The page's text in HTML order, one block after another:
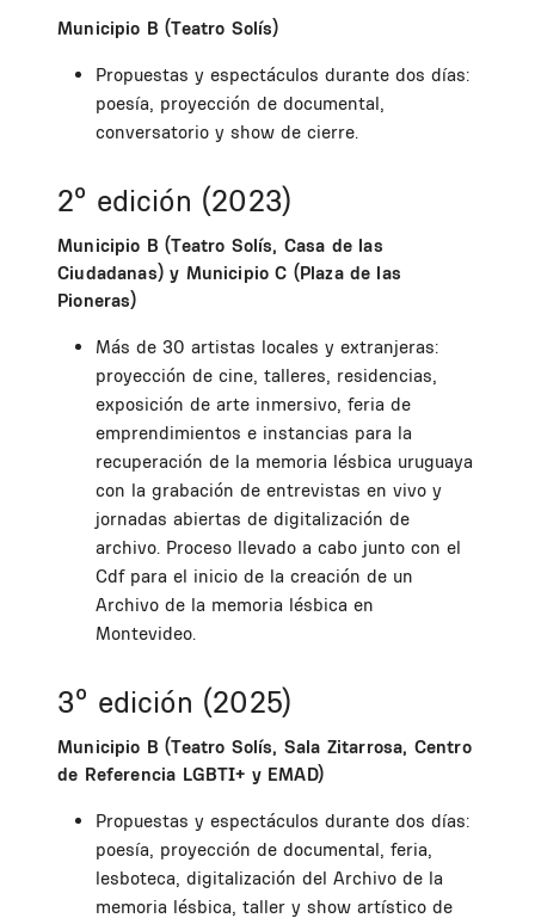
Municipio B (Teatro Solís)
Propuestas y espectáculos durante dos días:
poesía, proyección de documental,
conversatorio y show de cierre.
2º edición (2023)
Municipio B (Teatro Solís, Casa de las
Ciudadanas) y Municipio C (Plaza de las
Pioneras)
Más de 30 artistas locales y extranjeras:
proyección de cine, talleres, residencias,
exposición de arte inmersivo, feria de
emprendimientos e instancias para la
recuperación de la memoria lésbica uruguaya
con la grabación de entrevistas en vivo y
jornadas abiertas de digitalización de
archivo. Proceso llevado a cabo junto con el
Cdf para el inicio de la creación de un
Archivo de la memoria lésbica en
Montevideo.
3º edición (2025)
Municipio B (Teatro Solís, Sala Zitarrosa, Centro
de Referencia LGBTI+ y EMAD)
Propuestas y espectáculos durante dos días:
poesía, proyección de documental, feria,
lesboteca, digitalización del Archivo de la
memoria lésbica, taller y show artístico de